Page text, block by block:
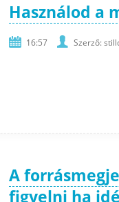
Használod a
16:57 Szerző:
A
figyelni ha